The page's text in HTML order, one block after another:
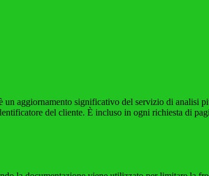
aggiornamento significativo del servizio di analisi
del cliente. È incluso in ogni richiesta di